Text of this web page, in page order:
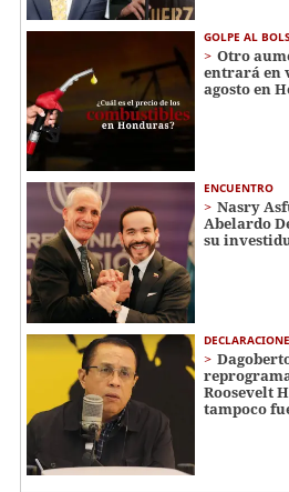
GOLPE AL
Otro
entrará en
agosto en
ENCUENTRO
Nasry
Abelardo
su
Roosevelt
tampoco